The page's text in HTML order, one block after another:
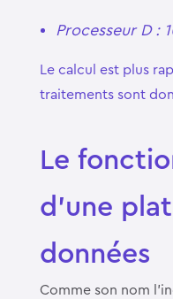
Processeur D :
Le calcul est plus
traitements sont
Le
d’une
données
Comme son nom